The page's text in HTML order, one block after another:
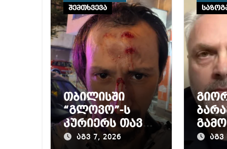
შემთხვევა
თბილისში
“გლოვო”-ს
კურიერს თავს
დაესხნენ
აგვ 7, 2026 აგვ